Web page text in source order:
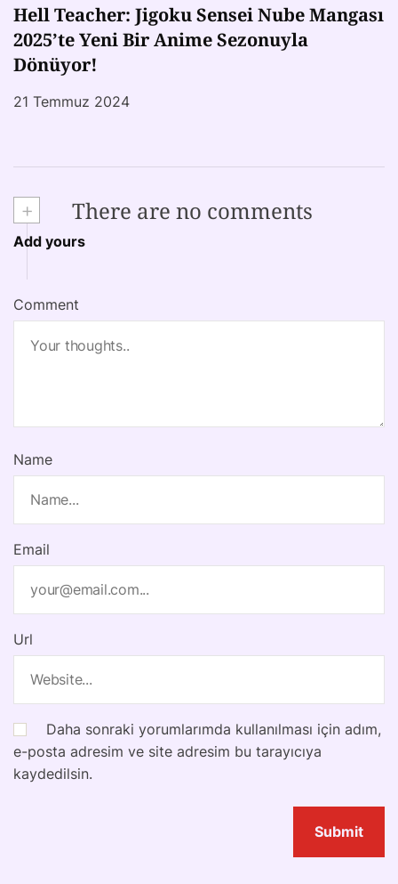
Hell Teacher: Jigoku Sensei Nube Mangası
2025’te Yeni Bir Anime Sezonuyla
Dönüyor!
21 Temmuz 2024
+ There are no comments
Add yours
Comment
Name
Email
Url
Daha sonraki yorumlarımda kullanılması için adım,
e-posta adresim ve site adresim bu tarayıcıya
kaydedilsin.